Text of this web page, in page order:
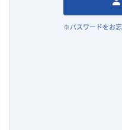
※パスワードをお